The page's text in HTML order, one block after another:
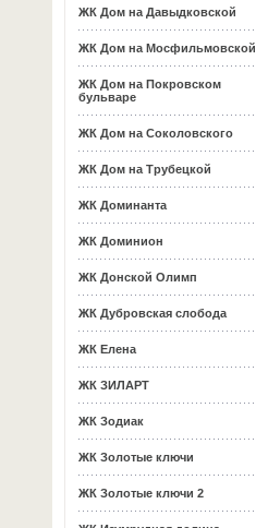
ЖК Дом на Давыдковской
ЖК Дом на Мосфильмовской
ЖК Дом на Покровском
бульваре
ЖК Дом на Соколовского
ЖК Дом на Трубецкой
ЖК Доминанта
ЖК Доминион
ЖК Донской Олимп
ЖК Дубровская слобода
ЖК Елена
ЖК ЗИЛАРТ
ЖК Зодиак
ЖК Золотые ключи
ЖК Золотые ключи 2